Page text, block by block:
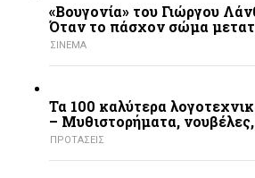
«Βουγονία» του Γιώργου
Όταν το πάσχον σώμα
ΣΙΝΕΜΑ
Τα 100 καλύτερα
– Mυθιστορήματα,
ΠΡΟΤΑΣΕΙΣ